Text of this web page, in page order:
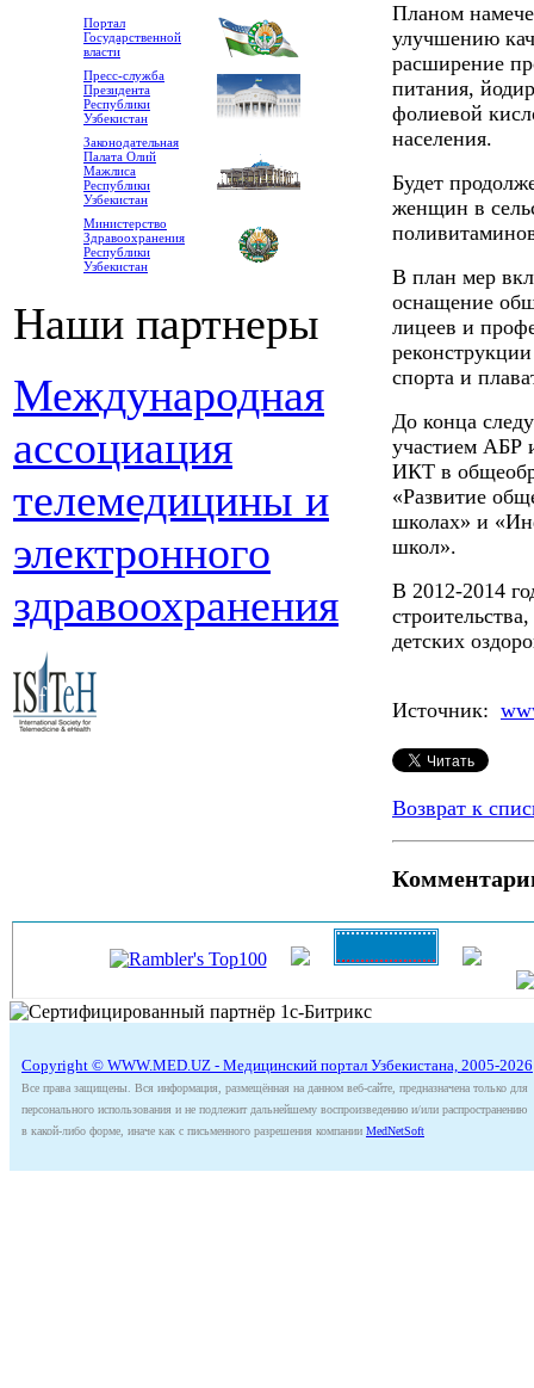
Портал
Государственной
власти
Пресс-служба
Президента
Республики
Узбекистан
Законодательная
Палата Олий
Мажлиса
Республики
Узбекистан
Министерство
Здравоохранения
Республики
Узбекистан
Наши партнеры
Международная
ассоциация
телемедицины и
электронного
здравоохранения
Планом
улучшению
расширение
питания,
фолиевой
населения.
Будет
женщин в
В план мер
оснащение
лицеев и
спорта и
До конца
участием АБР
ИКТ в
«Развитие
школах» и
школ».
В 2012-2014
детских
Источник:
Возврат к
Copyright © WWW.MED.UZ - Медицинский портал Узбекистана, 2005-2026
Все права защищены. Вся информация, размещённая на данном веб-сайте, предназначена только для
персонального использования и не подлежит дальнейшему воспроизведению и/или распространению
в какой-либо форме, иначе как с письменного разрешения компании MedNetSoft